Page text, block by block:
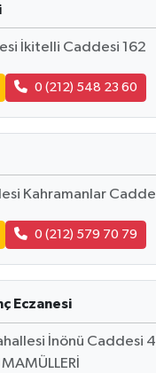
İkitelli Caddesi 162
0 (212) 548 23 60
Kahramanlar
0 (212) 579 70 79
Eczanesi
İnönü Caddesi